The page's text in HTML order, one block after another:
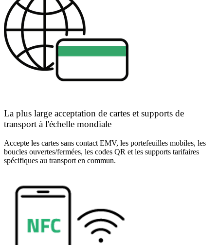
La plus large acceptation de cartes et supports de
transport à l'échelle mondiale
Accepte les cartes sans contact EMV, les portefeuilles mobiles, les
boucles ouvertes/fermées, les codes QR et les supports tarifaires
spécifiques au transport en commun.